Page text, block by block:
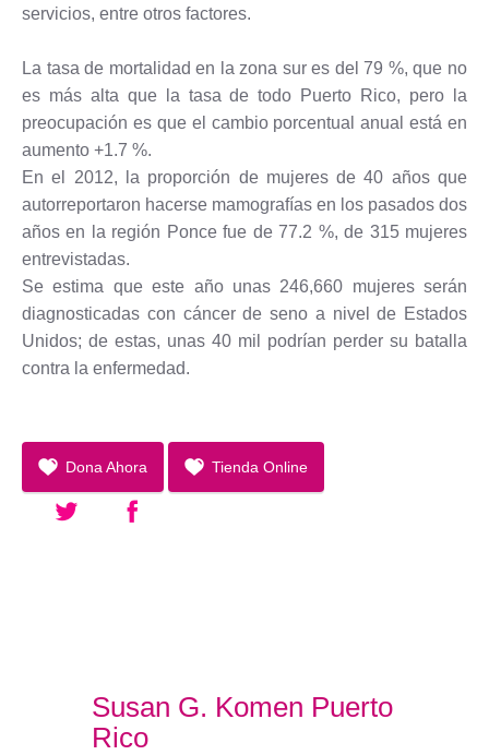
servicios, entre otros factores.
La tasa de mortalidad en la zona sur es del 79 %, que no
es más alta que la tasa de todo Puerto Rico, pero la
preocupación es que el cambio porcentual anual está en
aumento +1.7 %.
En el 2012, la proporción de mujeres de 40 años que
autorreportaron hacerse mamografías en los pasados dos
años en la región Ponce fue de 77.2 %, de 315 mujeres
entrevistadas.
Se estima que este año unas 246,660 mujeres serán
diagnosticadas con cáncer de seno a nivel de Estados
Unidos; de estas, unas 40 mil podrían perder su batalla
contra la enfermedad.
Dona Ahora Tienda Online
Susan G. Komen Puerto
Rico